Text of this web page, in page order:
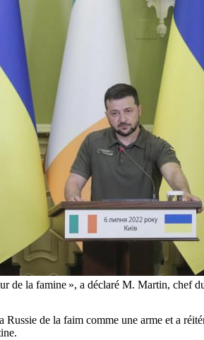
de la famine », a déclaré M. Martin,
de la faim comme une arme et a